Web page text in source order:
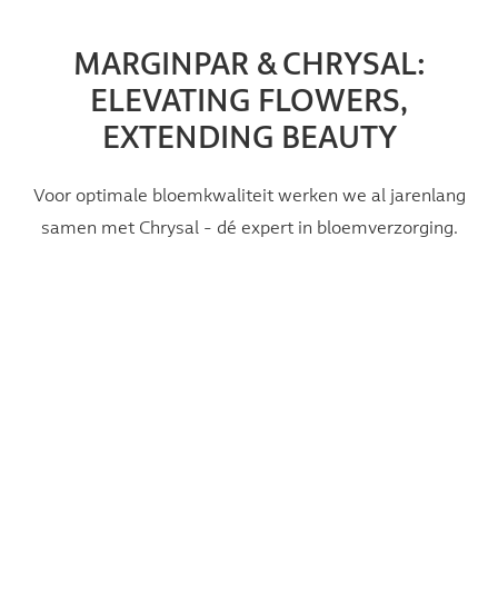
MARGINPAR & CHRYSAL:
ELEVATING FLOWERS,
EXTENDING BEAUTY
Voor optimale bloemkwaliteit werken we al jarenlang
samen met Chrysal - dé expert in bloemverzorging.